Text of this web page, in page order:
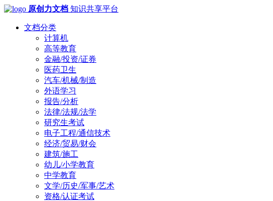
原创力文档 知识共享平台
文档分类
计算机
高等教育
金融/投资/证券
医药卫生
汽车/机械/制造
外语学习
报告/分析
法律/法规/法学
研究生考试
电子工程/通信技术
经济/贸易/财会
建筑/施工
幼儿/小学教育
中学教育
文学/历史/军事/艺术
资格/认证考试